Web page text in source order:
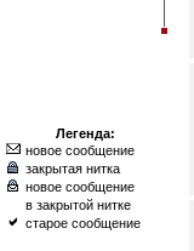
Легенда:
новое сообщение
закрытая нитка
новое сообщение
в закрытой нитке
старое сообщение